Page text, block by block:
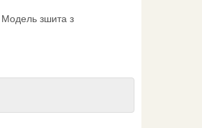
Модель зшита з